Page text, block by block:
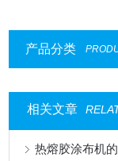
产品分类
相关文章
热熔胶涂布机